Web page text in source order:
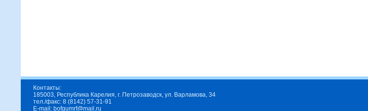
Контакты:
185003, Республика Карелия, г. Петрозаводск, ул. Варламова, 34
тел./факс: 8 (8142) 57-31-91
E-mail: bofgumrf@mail.ru